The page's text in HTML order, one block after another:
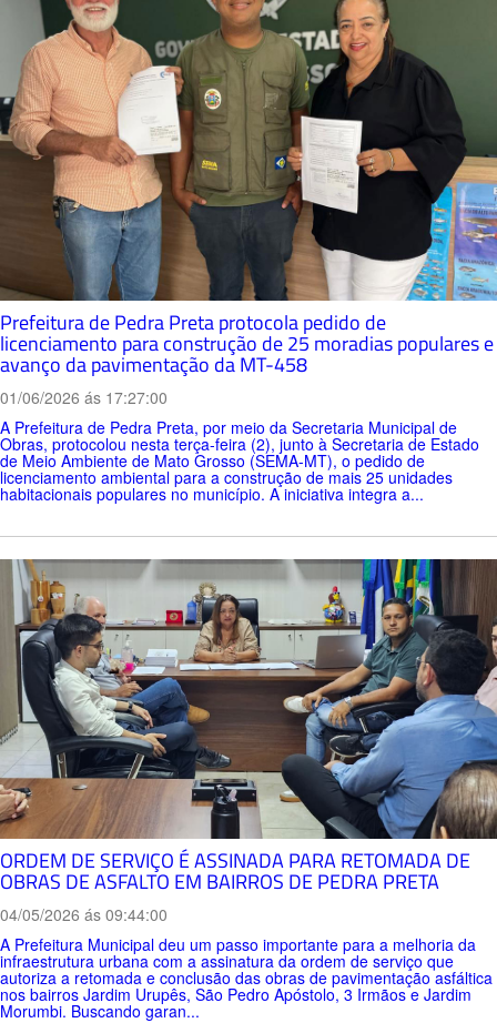
Prefeitura de Pedra Preta protocola pedido de
licenciamento para construção de 25 moradias populares e
avanço da pavimentação da MT-458
01/06/2026 ás 17:27:00
A Prefeitura de Pedra Preta, por meio da Secretaria Municipal de
Obras, protocolou nesta terça-feira (2), junto à Secretaria de Estado
de Meio Ambiente de Mato Grosso (SEMA-MT), o pedido de
licenciamento ambiental para a construção de mais 25 unidades
habitacionais populares no município. A iniciativa integra a...
ORDEM DE SERVIÇO É ASSINADA PARA RETOMADA DE
OBRAS DE ASFALTO EM BAIRROS DE PEDRA PRETA
04/05/2026 ás 09:44:00
A Prefeitura Municipal deu um passo importante para a melhoria da
infraestrutura urbana com a assinatura da ordem de serviço que
autoriza a retomada e conclusão das obras de pavimentação asfáltica
nos bairros Jardim Urupês, São Pedro Apóstolo, 3 Irmãos e Jardim
Morumbi. Buscando garan...